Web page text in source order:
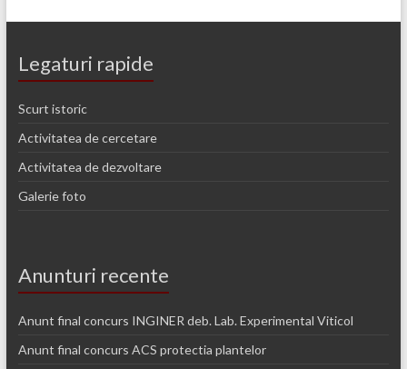
Legaturi rapide
Scurt istoric
Activitatea de cercetare
Activitatea de dezvoltare
Galerie foto
Anunturi recente
Anunt final concurs INGINER deb. Lab. Experimental Viticol
Anunt final concurs ACS protectia plantelor